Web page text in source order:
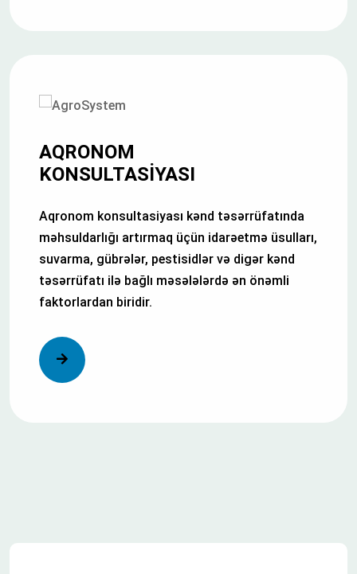
AQRONOM
KONSULTASIYASI
Aqronom konsultasiyası kənd təsərrüfatında
məhsuldarlığı artırmaq üçün idarəetmə üsulları,
suvarma, gübrələr, pestisidlər və digər kənd
təsərrüfatı ilə bağlı məsələlərdə ən önəmli
faktorlardan biridir.